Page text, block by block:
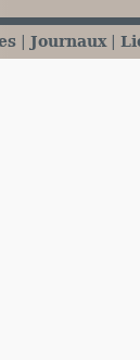
Journaux